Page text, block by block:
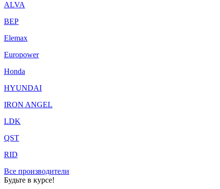
ALVA
BEP
Elemax
Europower
Honda
HYUNDAI
IRON ANGEL
LDK
QST
RID
Все производители
Будьте в курсе!